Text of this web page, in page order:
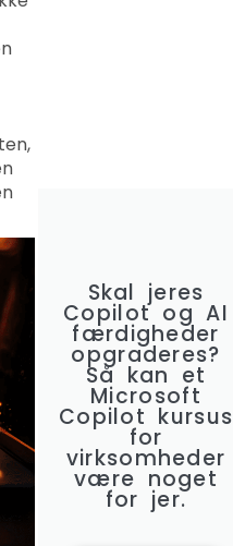
Skal jeres
Copilot og AI
færdigheder
opgraderes?
Så kan et
Microsoft
Copilot kursus
for
virksomheder
være noget
for jer.